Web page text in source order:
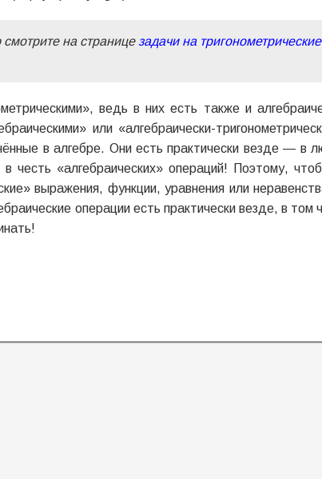
на странице задачи на тригонометрические
ведь в них есть также и
или «алгебраически-
в алгебре. Они есть практически везде — в
честь «алгебраических» операций! Поэтому,
выражения, функции, уравнения или
операции есть практически везде, в том